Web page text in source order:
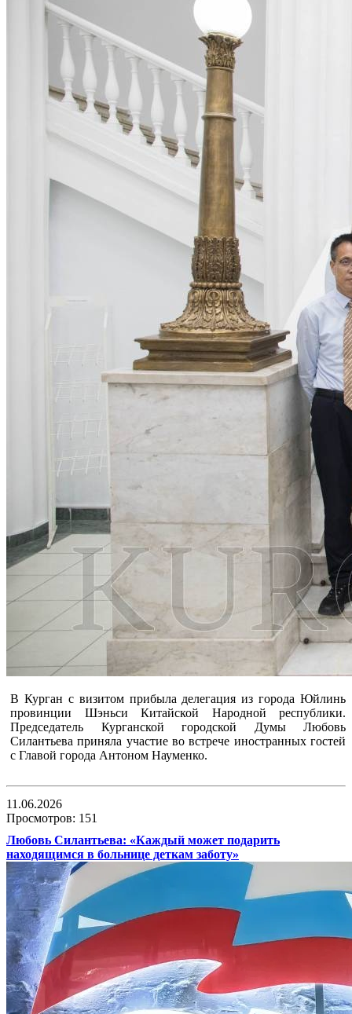
В Курган с визитом прибыла делегация из города Юйлинь
провинции Шэньси Китайской Народной республики.
Председатель Курганской городской Думы Любовь
Силантьева приняла участие во встрече иностранных гостей
с Главой города Антоном Науменко.
11.06.2026
Просмотров: 151
Любовь Силантьева: «Каждый может подарить
находящимся в больнице деткам заботу»